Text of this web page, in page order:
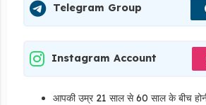
Telegram Group
Instagram Account
आपकी उम्र 21 साल से 60 साल के बीच